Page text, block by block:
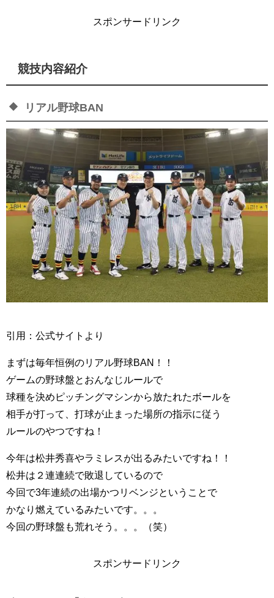
スポンサードリンク
競技内容紹介
リアル野球BAN
引用：公式サイトより
まずは毎年恒例のリアル野球BAN！！
ゲームの野球盤とおんなじルールで
球種を決めピッチングマシンから放たれたボールを
相手が打って、打球が止まった場所の指示に従う
ルールのやつですね！
今年は松井秀喜やラミレスが出るみたいですね！！
松井は２連連続で敗退しているので
今回で3年連続の出場かつリベンジということで
かなり燃えているみたいです。。。
今回の野球盤も荒れそう。。。（笑）
スポンサードリンク